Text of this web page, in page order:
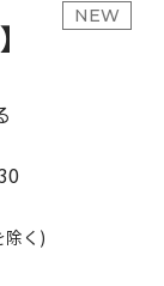
NEW
除く)